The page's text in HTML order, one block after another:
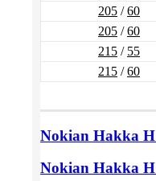
205 /60
205 /60
215 / 55
215 /60
Nokian Hakka H
Nokian Hakka H